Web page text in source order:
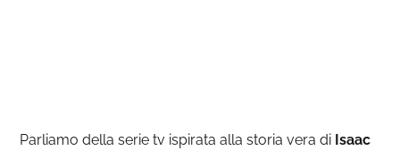
Parliamo della serie tv ispirata alla storia vera di Isaac